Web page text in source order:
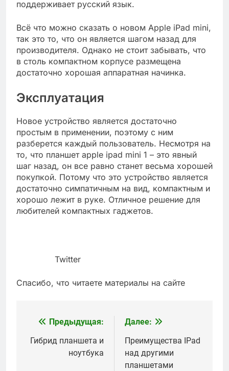
поддерживает русский язык.
Всё что можно сказать о новом Apple iPad mini,
так это то, что он является шагом назад для
производителя. Однако не стоит забывать, что
в столь компактном корпусе размещена
достаточно хорошая аппаратная начинка.
Эксплуатация
Новое устройство является достаточно
простым в применении, поэтому с ним
разберется каждый пользователь. Несмотря на
то, что планшет apple ipad mini 1 – это явный
шаг назад, он все равно станет весьма хорошей
покупкой. Потому что это устройство является
достаточно симпатичным на вид, компактным и
хорошо лежит в руке. Отличное решение для
любителей компактных гаджетов.
Twitter
Спасибо, что читаете материалы на сайте
Навигация
по
Предыдущая:
Гибрид планшета и
ноутбука
Далее:
Преимущества IPad
над другими
планшетами